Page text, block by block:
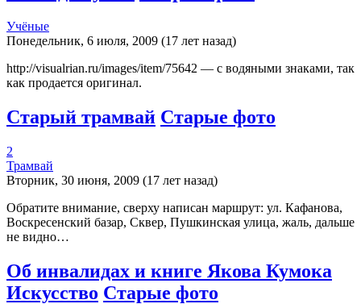
Учёные
Понедельник, 6 июля, 2009 (17 лет назад)
http://visualrian.ru/images/item/75642 — с водяными знаками, так
как продается оригинал.
Старый трамвай Старые фото
2
Трамвай
Вторник, 30 июня, 2009 (17 лет назад)
Обратите внимание, сверху написан маршрут: ул. Кафанова,
Воскресенский базар, Сквер, Пушкинская улица, жаль, дальше
не видно…
Об инвалидах и книге Якова Кумока
Искусство Старые фото